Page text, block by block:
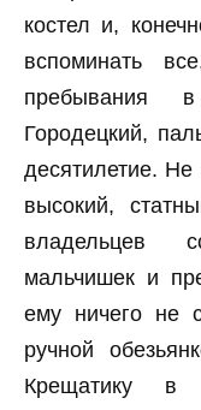
костел и,
вспоминать
пребывания
Городецкий,
десятилетие.
высокий,
владельцев
мальчишек и
ему ничего не
ручной
Крещатику в